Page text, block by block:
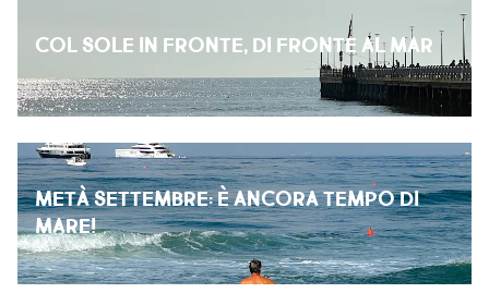
COL SOLE IN FRONTE, DI FRONTE AL MAR
METÀ SETTEMBRE: È ANCORA TEMPO DI
MARE!